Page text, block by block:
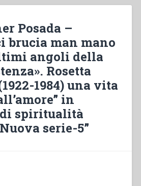
Posada –
brucia man mano
angoli della
Rosetta
1984) una vita
in
di spiritualità
serie-5”